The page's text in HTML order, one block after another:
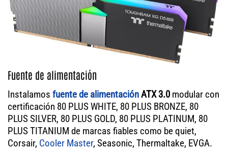
Fuente de alimentación
Instalamos fuente de alimentaciónATX 3.0 modular con
certificación 80 PLUS WHITE, 80 PLUS BRONZE, 80
PLUS SILVER, 80 PLUS GOLD, 80 PLUS PLATINUM, 80
PLUS TITANIUM de marcas fiables como be quiet,
Corsair, Cooler Master, Seasonic, Thermaltake, EVGA.